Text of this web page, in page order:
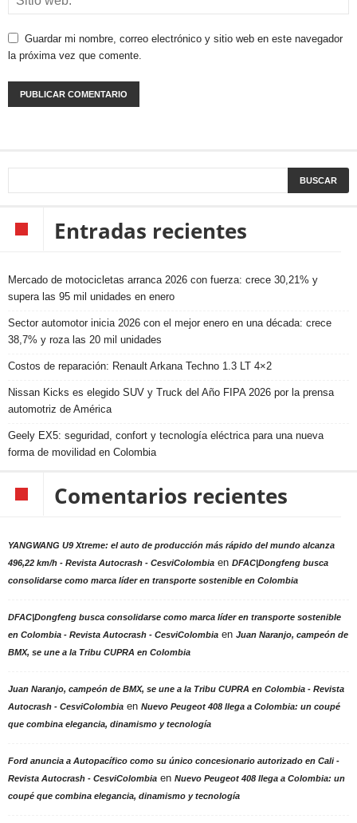
Guardar mi nombre, correo electrónico y sitio web en este navegador
la próxima vez que comente.
Entradas recientes
Mercado de motocicletas arranca 2026 con fuerza: crece 30,21% y
supera las 95 mil unidades en enero
Sector automotor inicia 2026 con el mejor enero en una década: crece
38,7% y roza las 20 mil unidades
Costos de reparación: Renault Arkana Techno 1.3 LT 4×2
Nissan Kicks es elegido SUV y Truck del Año FIPA 2026 por la prensa
automotriz de América
Geely EX5: seguridad, confort y tecnología eléctrica para una nueva
forma de movilidad en Colombia
Comentarios recientes
YANGWANG U9 Xtreme: el auto de producción más rápido del mundo alcanza
496,22 km/h - Revista Autocrash - CesviColombia en DFAC|Dongfeng busca
consolidarse como marca líder en transporte sostenible en Colombia
DFAC|Dongfeng busca consolidarse como marca líder en transporte sostenible
en Colombia - Revista Autocrash - CesviColombia en Juan Naranjo, campeón de
BMX, se une a la Tribu CUPRA en Colombia
Juan Naranjo, campeón de BMX, se une a la Tribu CUPRA en Colombia - Revista
Autocrash - CesviColombia en Nuevo Peugeot 408 llega a Colombia: un coupé
que combina elegancia, dinamismo y tecnología
Ford anuncia a Autopacífico como su único concesionario autorizado en Cali -
Revista Autocrash - CesviColombia en Nuevo Peugeot 408 llega a Colombia: un
coupé que combina elegancia, dinamismo y tecnología